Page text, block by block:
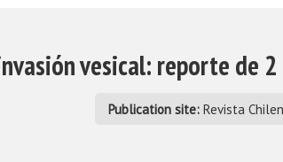
vesical: reporte de 2
Publication site:Revista